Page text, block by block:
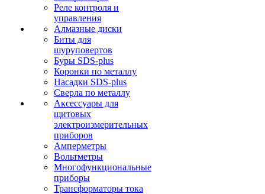
Реле контроля и
управления
Алмазные диски
Биты для
шуруповертов
Буры SDS-plus
Коронки по металлу
Насадки SDS-plus
Сверла по металлу
Аксессуары для
щитовых
электроизмерительных
приборов
Амперметры
Вольтметры
Многофункциональные
приборы
Трансформаторы тока